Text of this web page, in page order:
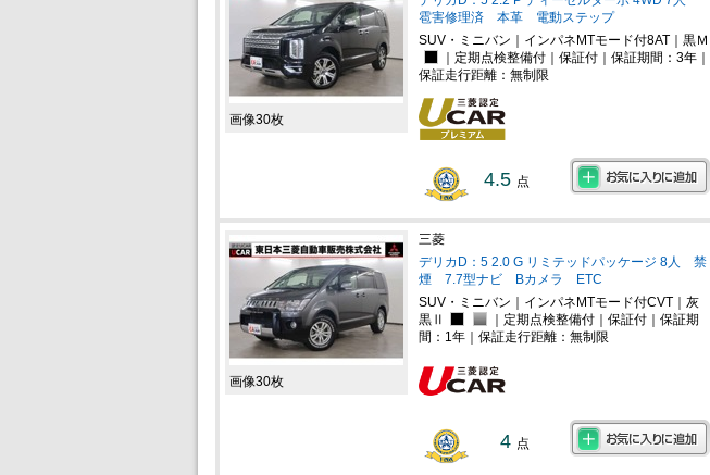
画像30枚
雹害修理済 本革 電動ステップ
SUV・ミニバン｜インパネMTモード付8AT｜黒Ｍ
｜定期点検整備付｜保証付｜保証期間：3年｜
保証走行距離：無制限
4.5 点
画像30枚
三菱
デリカD：5 2.0 G リミテッドパッケージ 8人 禁
煙 7.7型ナビ Bカメラ ETC
SUV・ミニバン｜インパネMTモード付CVT｜灰
黒Ⅱ
｜定期点検整備付｜保証付｜保証期
間：1年｜保証走行距離：無制限
4 点